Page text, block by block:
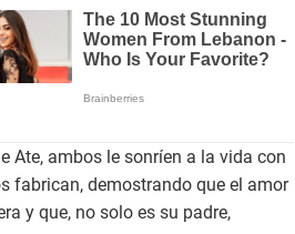
Ate, ambos le sonríen a la vida con
fabrican, demostrando que el amor
y que, no solo es su padre,